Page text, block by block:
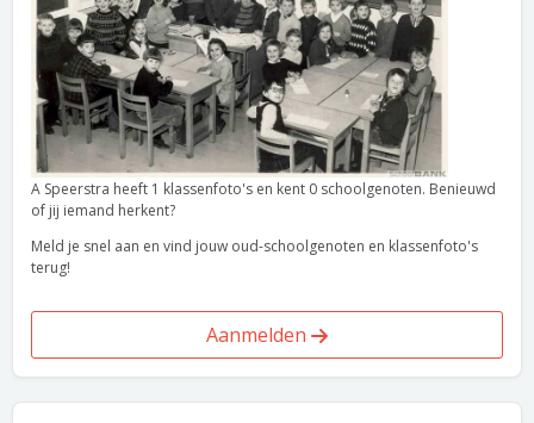
A Speerstra heeft 1 klassenfoto's en kent 0 schoolgenoten. Benieuwd
of jij iemand herkent?
Meld je snel aan en vind jouw oud-schoolgenoten en klassenfoto's
terug!
Aanmelden